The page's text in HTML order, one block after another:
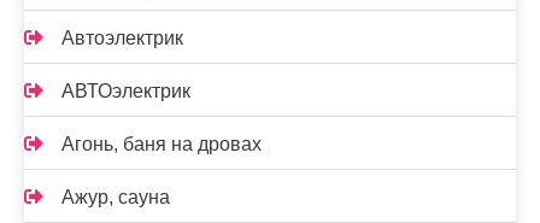
Автоэлектрик
АВТОэлектрик
Агонь, баня на дровах
Ажур, сауна